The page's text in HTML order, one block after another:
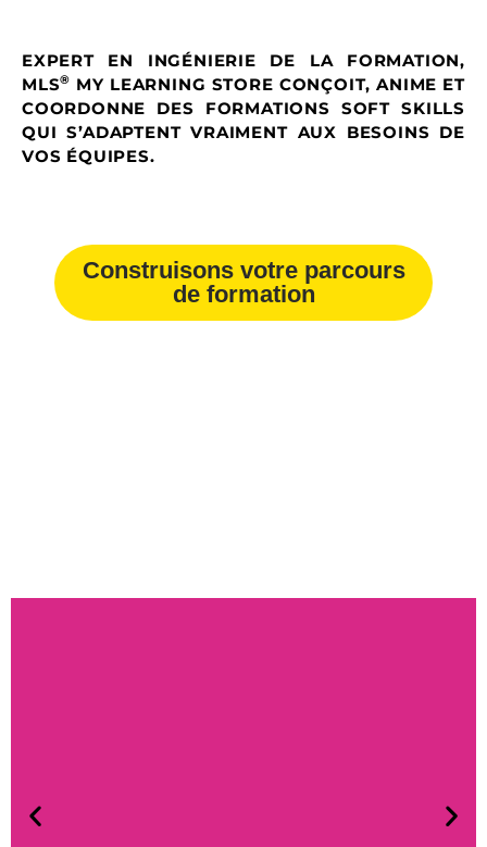
EXPERT EN INGÉNIERIE DE LA FORMATION,
MLS® MY LEARNING STORE CONÇOIT, ANIME ET
COORDONNE DES FORMATIONS SOFT SKILLS
QUI S’ADAPTENT VRAIMENT AUX BESOINS DE
VOS ÉQUIPES.
Construisons votre parcours
de formation